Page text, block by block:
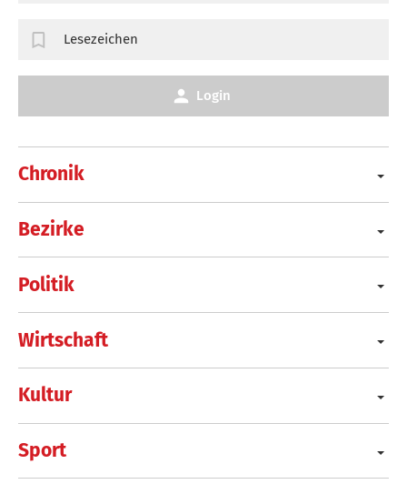
Chronik
Bezirke
Politik
Wirtschaft
Kultur
Sport
Lesezeichen
Login